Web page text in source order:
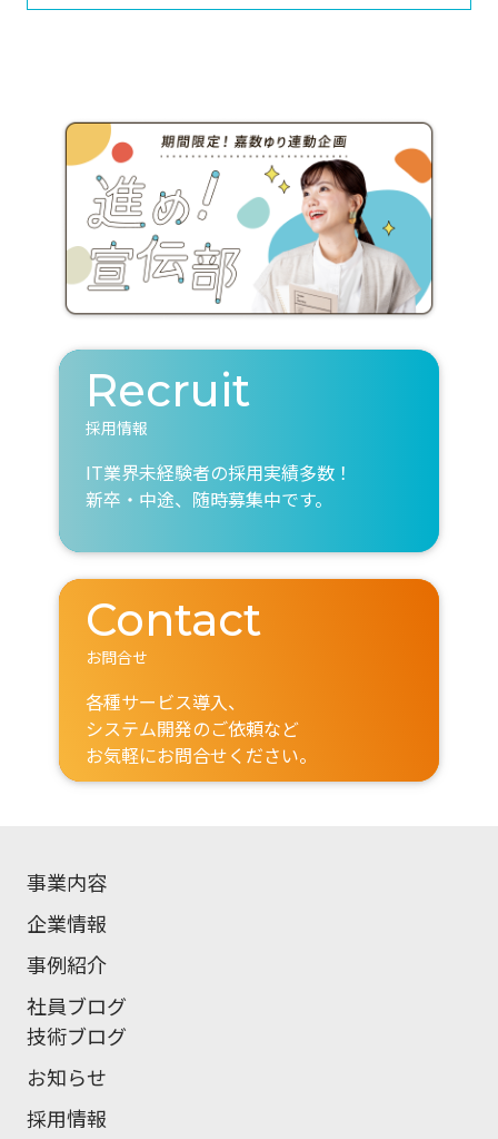
Recruit
採用情報
IT業界未経験者の採用実績多数！
新卒・中途、随時募集中です。
Contact
お問合せ
各種サービス導入、
システム開発のご依頼など
お気軽にお問合せください。
事業内容
企業情報
事例紹介
社員ブログ
技術ブログ
お知らせ
採用情報